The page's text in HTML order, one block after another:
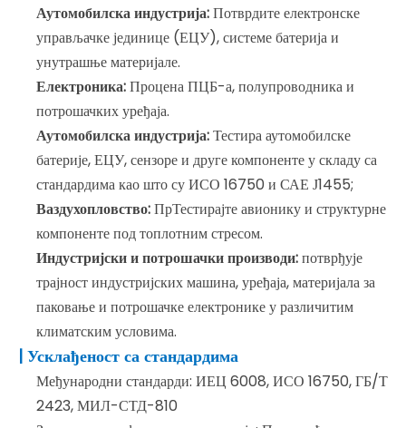
Аутомобилска индустрија:Потврдите електронске
управљачке јединице (ЕЦУ), системе батерија и
унутрашње материјале.
Електроника:Процена ПЦБ-а, полупроводника и
потрошачких уређаја.
Аутомобилска индустрија:Тестира аутомобилске
батерије, ЕЦУ, сензоре и друге компоненте у складу са
стандардима као што су ИСО 16750 и САЕ Ј1455;
Ваздухопловство:ПрТестирајте авионику и структурне
компоненте под топлотним стресом.
Индустријски и потрошачки производи:потврђује
трајност индустријских машина, уређаја, материјала за
паковање и потрошачке електронике у различитим
климатским условима.
| Усклађеност са стандардима
Међународни стандарди: ИЕЦ 6008, ИСО 16750, ГБ/Т
2423, МИЛ-СТД-810